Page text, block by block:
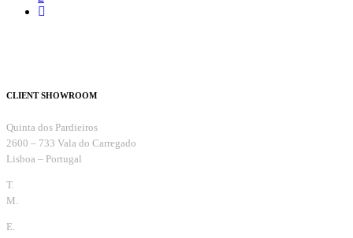
CLIENT SHOWROOM
Quinta dos Pardieiros
2600 – 733 Vala do Carregado
Lisboa – Portugal
T.
M.
E.